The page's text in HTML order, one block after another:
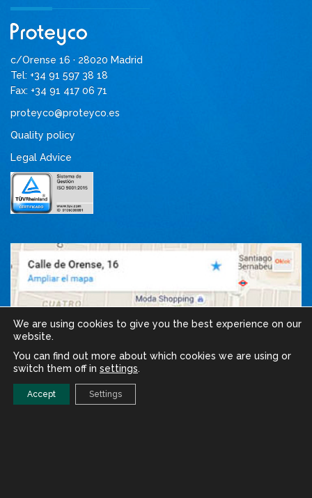
c/Orense 16 · 28020 Madrid
Tel: +34 91 597 38 18
Fax: +34 91 417 06 71
proteyco@proteyco.es
Quality policy
Legal Advice
We are using cookies to give you the best experience on our
website.
You can find out more about which cookies we are using or
switch them off in settings.
Accept Settings